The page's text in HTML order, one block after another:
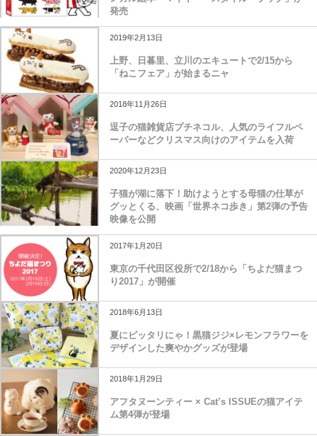
発売
2019年2月13日
上野、日暮里、立川のエキュートで2/15から
「ねこフェア」が始まるニャ
2018年11月26日
逗子の猫雑貨店プチネコル、人気のライフルペ
ーパーなどクリスマス向けのアイテムを入荷
2020年12月23日
子猫が湖に落下！助けようとする母猫の仕草が
グッとくる、映画「世界ネコ歩き」第2弾の予告
映像を公開
2017年1月20日
東京の千代田区役所で2/18から「ちよだ猫まつ
り2017」が開催
2018年6月13日
夏にピッタリにゃ！黒猫ジジ×レモンフラワーを
デザインした爽やかグッズが登場
2018年1月29日
アフタヌーンティー × Cat’s ISSUEの猫アイテ
ム第4弾が登場